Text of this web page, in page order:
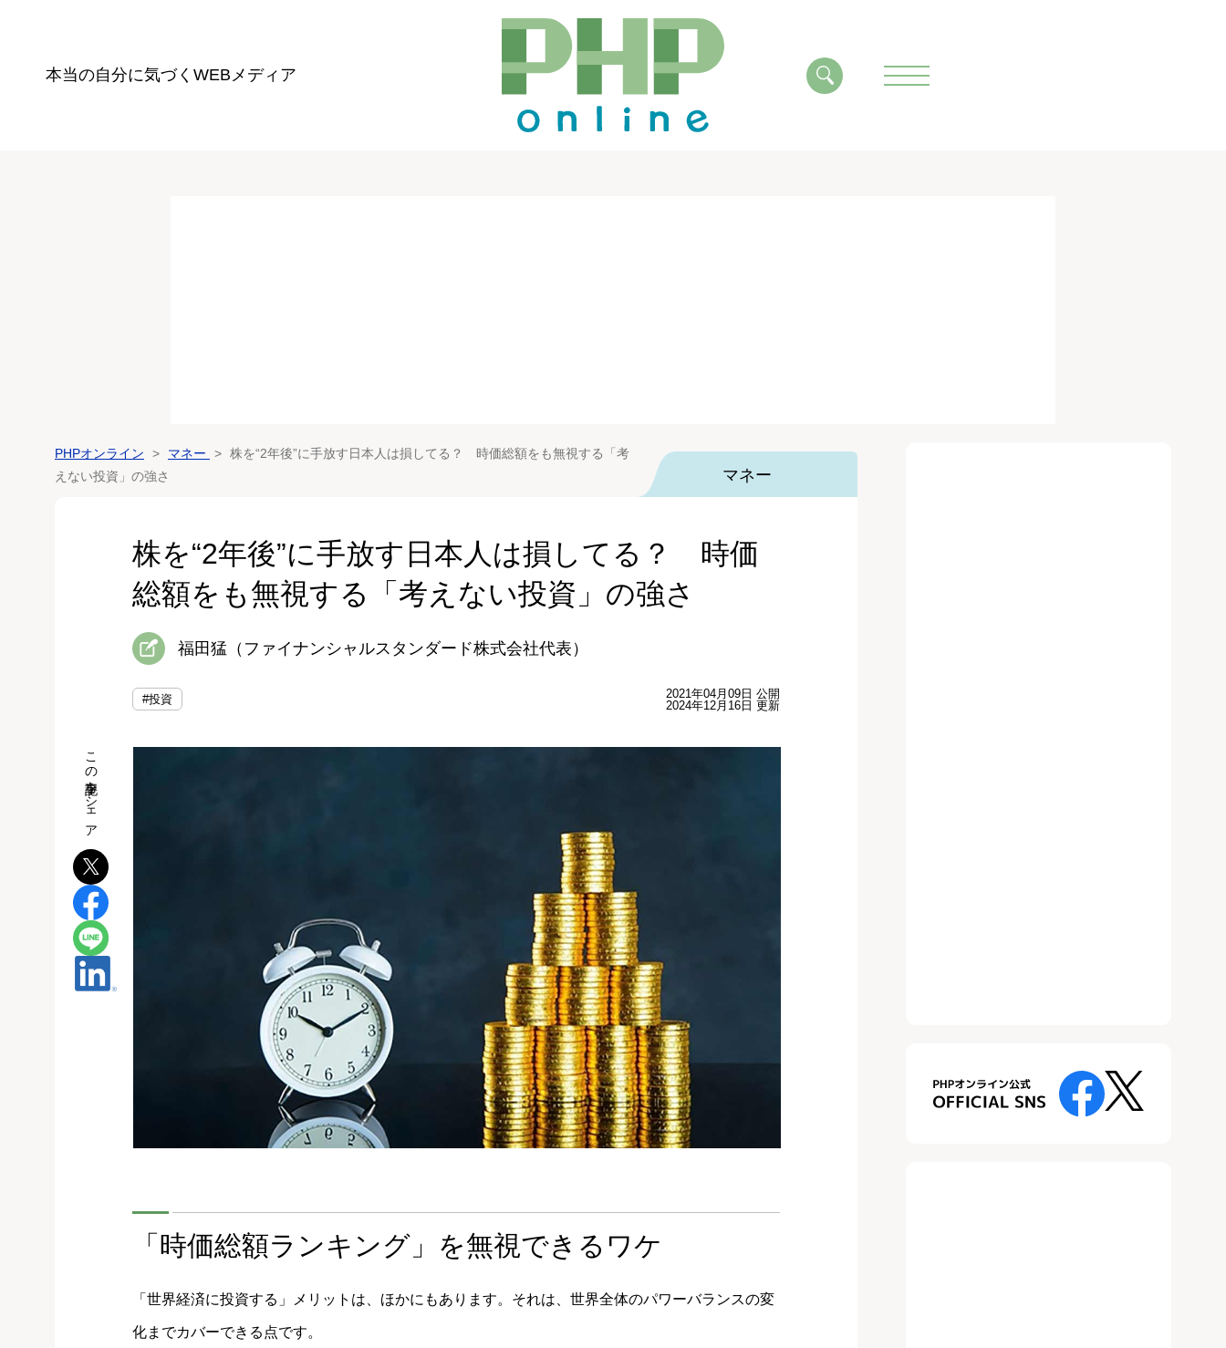
本当の自分に気づく WEBメディア
PHPオンライン マネー
株を“2年後”に手放す日本人は損してる？ 時価総額をも無視する「考
えない投資」の強さ
マネー
株を“2年後”に手放す日本人は損してる？ 時価
総額をも無視する「考えない投資」の強さ
福田猛（ファイナンシャルスタンダード株式会社代表）
#投資
2021年04月09日 公開
2024年12月16日 更新
「時価総額ランキング」を無視できるワケ
「世界経済に投資する」メリットは、ほかにもあります。それは、世界全体のパワーバランスの変
化までカバーできる点です。
この記事をシェア